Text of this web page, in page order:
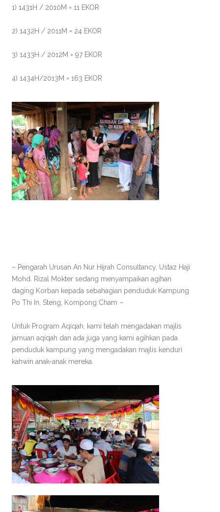
1) 1431H / 2010M = 11 EKOR
2) 1432H / 2011M = 24 EKOR
3) 1433H / 2012M = 97 EKOR
4) 1434H/2013M = 163 EKOR
– Pengarah Urusan An Nur Hijrah Consultancy, Ustaz Haji
Mohd. Rizal Mokter sedang menyampaikan agihan
daging Korban kepada sebahagian penduduk Kampung
Po Thi In, Steng, Kompong Cham –
Untuk Program Aqiqah, kami telah mengadakan majlis
jamuan aqiqah dan ada juga yang kami agihkan pada
penduduk kampung yang mengadakan majlis kenduri
kahwin anak-anak mereka.